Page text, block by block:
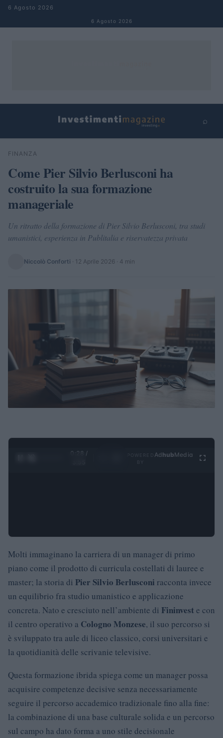
Salta al contenuto
6 Agosto 2026
6 Agosto 2026
⌕
Cerca
FINANZA
Come Pier Silvio Berlusconi ha
costruito la sua formazione
manageriale
Un ritratto della formazione di Pier Silvio Berlusconi, tra studi
umanistici, esperienza in Publitalia e riservatezza privata
Niccolò Conforti · 12 Aprile 2026 · 4 min
0:29 /
Ad hubMedia
Molti immaginano la carriera di un manager di primo
piano come il prodotto di curricula costellati di lauree e
master; la storia di Pier Silvio Berlusconi racconta invece
un equilibrio fra studio umanistico e applicazione
concreta. Nato e cresciuto nell’ambiente di Fininvest e con
il centro operativo a Cologno Monzese, il suo percorso si
è sviluppato tra aule di liceo classico, corsi universitari e
la quotidianità delle scrivanie televisive.
Questa formazione ibrida spiega come un manager possa
acquisire competenze decisive senza necessariamente
seguire il percorso accademico tradizionale fino alla fine:
la combinazione di una base culturale solida e un percorso
sul campo ha dato forma a uno stile decisionale